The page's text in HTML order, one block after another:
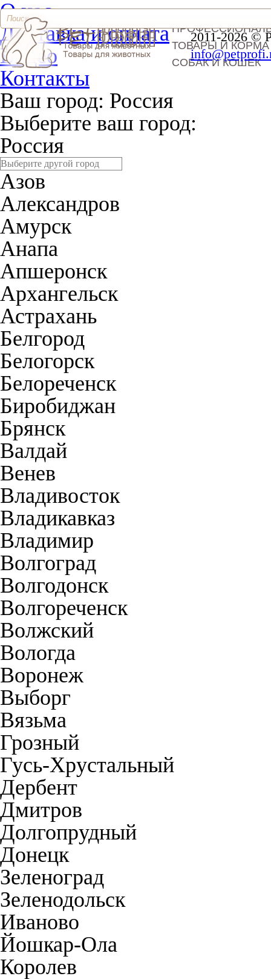
О нас
Доставка и оплата
Видео
Контакты
Ваш город: Россия
Выберите ваш город:
Россия
Азов
Александров
Амурск
Анапа
Апшеронск
Архангельск
Астрахань
Белгород
Белогорск
Белореченск
Биробиджан
Брянск
Валдай
Венев
Владивосток
Владикавказ
Владимир
Волгоград
Волгодонск
Волгореченск
Волжский
Вологда
Воронеж
Выборг
Вязьма
Грозный
Гусь-Хрустальный
Дербент
Дмитров
Долгопрудный
Донецк
Зеленоград
Зеленодольск
Иваново
Йошкар-Ола
Королев
ТОВАРЫ И
СОБАК И КОШЕК
2011-2026 ©